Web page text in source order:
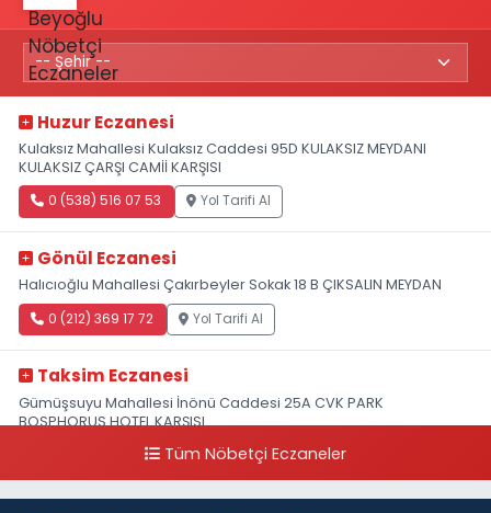
Huzur Eczanesi
Kulaksız Mahallesi Kulaksız Caddesi 95D KULAKSIZ MEYDANI
KULAKSIZ ÇARŞI CAMİİ KARŞISI
0 (538) 516 07 53 Yol Tarifi Al
Gönül Eczanesi
Halıcıoğlu Mahallesi Çakırbeyler Sokak 18 B ÇIKSALIN MEYDAN
0 (212) 369 17 72 Yol Tarifi Al
Taksim Eczanesi
Gümüşsuyu Mahallesi İnönü Caddesi 25A CVK PARK
BOSPHORUS HOTEL KARŞISI
0 (212) 249 50 99 Yol Tarifi Al
Tüm Nöbetçi Eczaneler